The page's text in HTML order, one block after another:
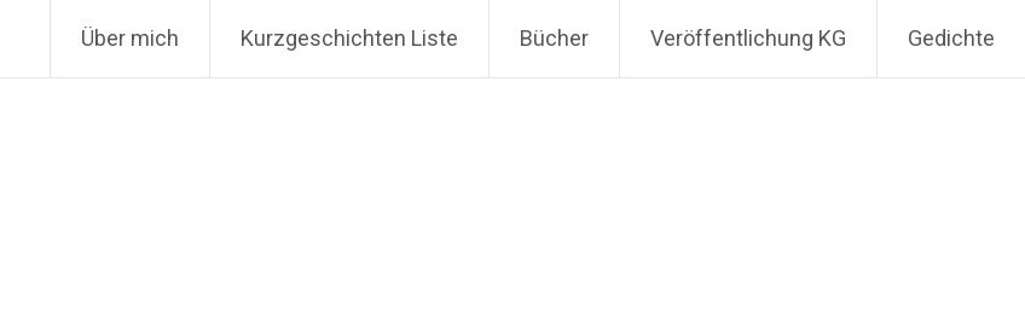
Über mich Kurzgeschichten Liste Bücher Veröffentlichung KG Gedichte